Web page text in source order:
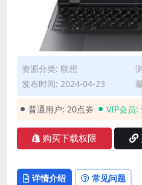
资源分类: 联想
发布时间: 2024-04-23
普通用户: 20点券 VIP会员:
购买下载权限
详情介绍 常见问题